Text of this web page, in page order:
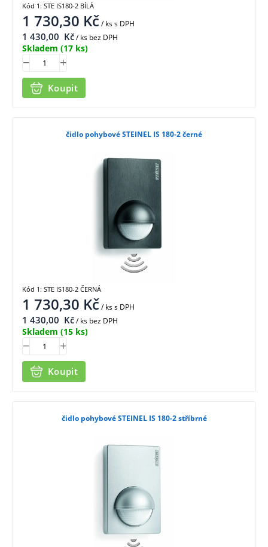
1 730,30 Kč/ kss DPH
1 430,00 Kč/ ks bez DPH
Skladem (17 ks)
Koupit
Kód 1: STE IS180-2 BÍLÁ
čidlo pohybové STEINEL IS 180-2 černé
1 730,30 Kč/ kss DPH
1 430,00 Kč/ ks bez DPH
Skladem (15 ks)
Koupit
Kód 1: STE IS180-2 ČERNÁ
čidlo pohybové STEINEL IS 180-2 stříbrné